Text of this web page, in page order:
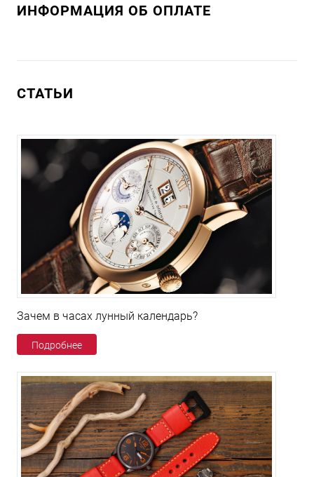
ИНФОРМАЦИЯ ОБ ОПЛАТЕ
СТАТЬИ
Зачем в часах лунный календарь?
Подробнее